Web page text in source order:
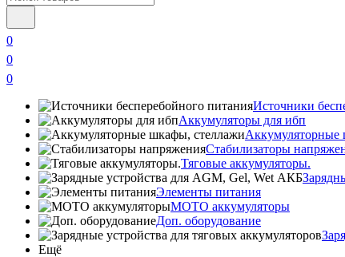
0
0
0
Источники
Аккумуляторы для ибп
Аккумуляторные
Стабилизаторы
Тяговые аккумуляторы.
Элементы питания
МОТО аккумуляторы
Доп. оборудование
Ещё